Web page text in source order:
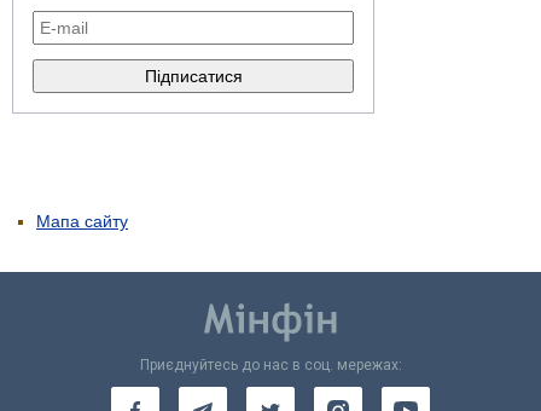
Мапа сайту
Приєднуйтесь до нас в соц. мережах: